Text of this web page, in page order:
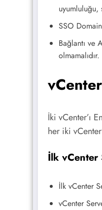
uyumluluğu,
SSO
Bağlantı ve
olmamalıdır.
İki vCenter’ı
her iki
İlk vCenter
İlk vCenter
vCenter